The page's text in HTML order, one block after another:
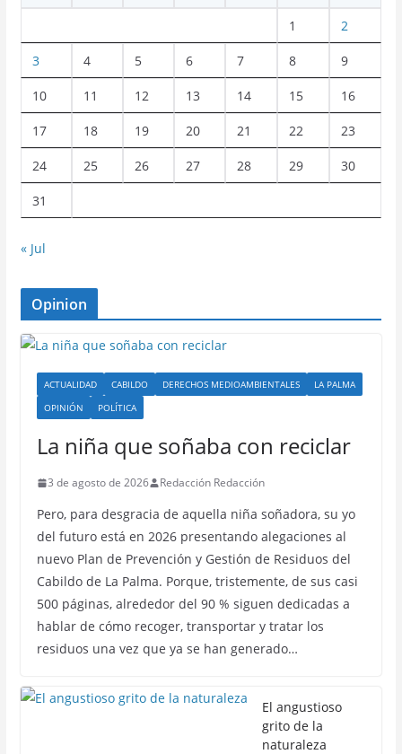
1 2
3 4 5 6 7 8 9
10 11 12 13 14 15 16
17 18 19 20 21 22 23
24 25 26 27 28 29 30
31
« Jul
Opinion
ACTUALIDAD CABILDO DERECHOS MEDIOAMBIENTALES
LA PALMA
OPINIÓN
POLÍTICA
La niña que soñaba con reciclar
3 de agosto de 2026 Redacción Redacción
Pero, para desgracia de aquella niña soñadora, su yo
del futuro está en 2026 presentando alegaciones al
nuevo Plan de Prevención y Gestión de Residuos del
Cabildo de La Palma. Porque, tristemente, de sus casi
500 páginas, alrededor del 90 % siguen dedicadas a
hablar de cómo recoger, transportar y tratar los
residuos una vez que ya se han generado…
El angustioso
grito de la
naturaleza